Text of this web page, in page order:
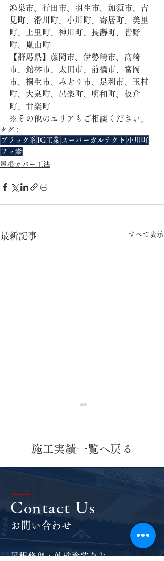
鴻巣市、行田市、羽生市、加須市、吉
見町、滑川町、小川町、寄居町、美里
町、上里町、神川町、長瀞町、皆野
町、嵐山町
【群馬県】藤岡市、伊勢崎市、高崎
市、館林市、太田市、前橋市、富岡
市、桐生市、みどり市、足利市、玉村
町、大泉町、邑楽町、明和町、板倉
町、甘楽町
※その他のエリアもご相談ください。
タグ：
ブラック系 IG工業 スーパーガルテクト 小川町
フッ素
屋根カバー工法
最新記事 すべて表示
外壁塗装工事・屋根カバ
ー工法
施工実績一覧へ戻る
|
Contact Us
お問い合わせ
屋根修理・外壁塗装など